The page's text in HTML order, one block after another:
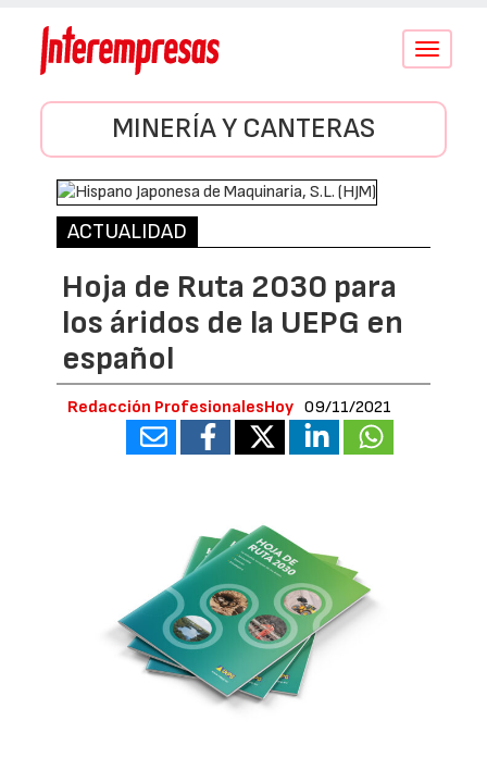
Conmutar
MINERÍA Y CANTERAS
ACTUALIDAD
Hoja de Ruta 2030 para
los áridos de la UEPG en
español
Redacción ProfesionalesHoy 09/11/2021